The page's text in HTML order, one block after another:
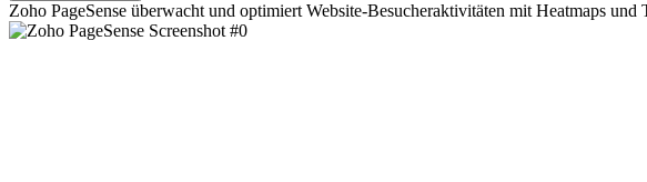
Zoho PageSense überwacht und optimiert Website-Besucheraktivitäten mit Heatmaps